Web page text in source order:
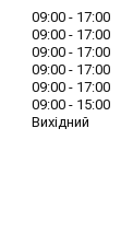
09:00
17:00
09:00
17:00
09:00
17:00
09:00
17:00
09:00
17:00
09:00
15:00
Вихідний